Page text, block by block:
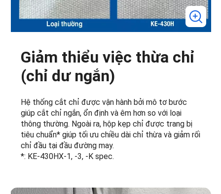
Giảm thiểu việc thừa chỉ
(chỉ dư ngắn)
Hệ thống cắt chỉ được vận hành bởi mô tơ bước
giúp cắt chỉ ngắn, ổn định và êm hơn so với loại
thông thường. Ngoài ra, hộp kẹp chỉ được trang bị
tiêu chuẩn* giúp tối ưu chiều dài chỉ thừa và giảm rối
chỉ đầu tại đầu đường may.
*: KE-430HX-1, -3, -K spec.